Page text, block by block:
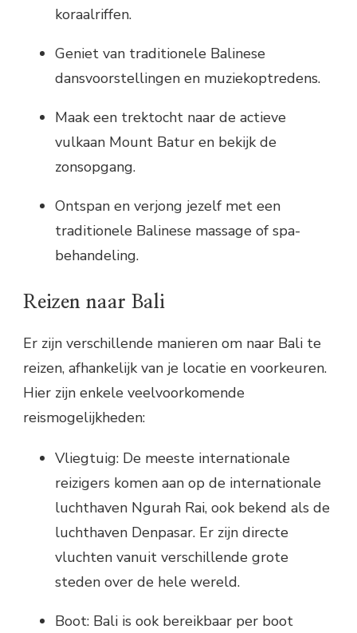
koraalriffen.
Geniet van traditionele Balinese
dansvoorstellingen en muziekoptredens.
Maak een trektocht naar de actieve
vulkaan Mount Batur en bekijk de
zonsopgang.
Ontspan en verjong jezelf met een
traditionele Balinese massage of spa-
behandeling.
Reizen naar Bali
Er zijn verschillende manieren om naar Bali te
reizen, afhankelijk van je locatie en voorkeuren.
Hier zijn enkele veelvoorkomende
reismogelijkheden:
Vliegtuig: De meeste internationale
reizigers komen aan op de internationale
luchthaven Ngurah Rai, ook bekend als de
luchthaven Denpasar. Er zijn directe
vluchten vanuit verschillende grote
steden over de hele wereld.
Boot: Bali is ook bereikbaar per boot